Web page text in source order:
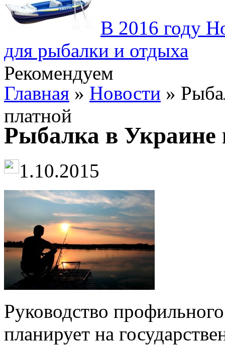
В 2016 году
для рыбалки и отдыха
Рекомендуем
Главная » Новости »
платной
Рыбалка в Украине
1.10.2015
Руководство
планирует на